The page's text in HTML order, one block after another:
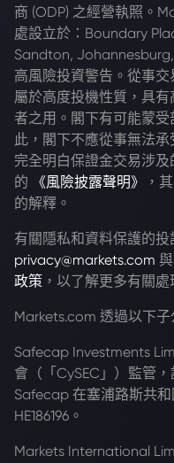
商 (ODP) 之經營執照。
處設立於：Boundary
Sandton,
高風險投資警告。從事交
屬於高度投機性質，具
者之用。閣下有可能蒙
此，閣下不應從事無法
完全明白保證金交易涉
的
《風險披露聲明》
，
的解釋。
有關隱私和資料保護的投
privacy@markets.com
政策 ，以了解更多有關
Markets.com 透過以下子
Safecap Investments
會（「CySEC」）監管
Safecap 在塞浦路斯共
HE186196。
Markets International